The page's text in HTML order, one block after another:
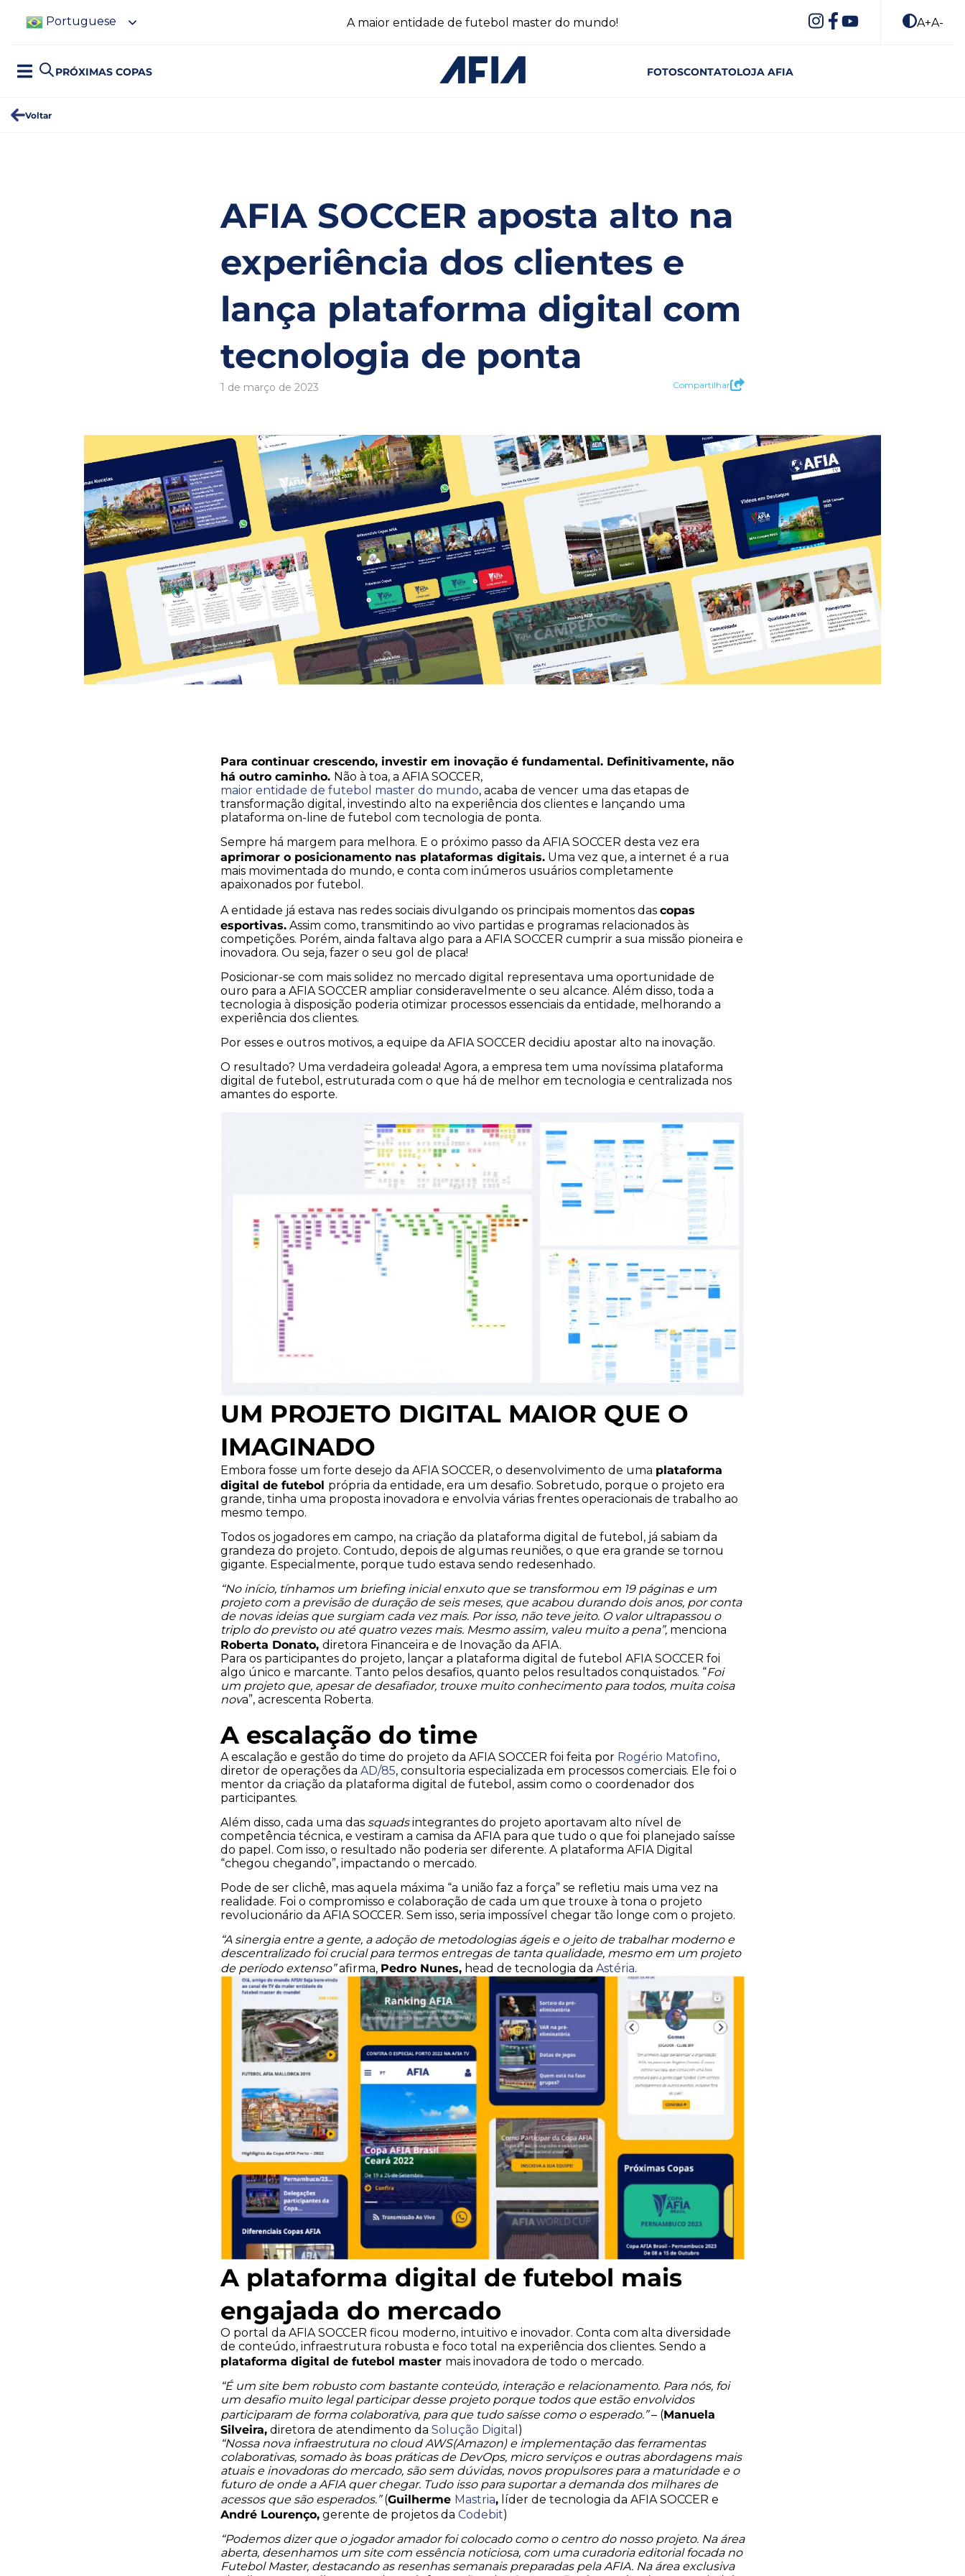
Portuguese A maior entidade de futebol master do mundo! A+A-
PRÓXIMAS COPAS FOTOSCONTATOLOJA AFIA
Voltar
AFIA SOCCER aposta alto na
experiência dos clientes e
lança plataforma digital com
tecnologia de ponta
1 de março de 2023 Compartilhar
Para continuar crescendo, investir em inovação é fundamental. Definitivamente, não
há outro caminho. Não à toa, a AFIA SOCCER,
maior entidade de futebol master do mundo, acaba de vencer uma das etapas de
transformação digital, investindo alto na experiência dos clientes e lançando uma
plataforma on-line de futebol com tecnologia de ponta.
Sempre há margem para melhora. E o próximo passo da AFIA SOCCER desta vez era
aprimorar o posicionamento nas plataformas digitais. Uma vez que, a internet é a rua
mais movimentada do mundo, e conta com inúmeros usuários completamente
apaixonados por futebol.
A entidade já estava nas redes sociais divulgando os principais momentos das copas
esportivas. Assim como, transmitindo ao vivo partidas e programas relacionados às
competições. Porém, ainda faltava algo para a AFIA SOCCER cumprir a sua missão pioneira e
inovadora. Ou seja, fazer o seu gol de placa!
Posicionar-se com mais solidez no mercado digital representava uma oportunidade de
ouro para a AFIA SOCCER ampliar consideravelmente o seu alcance. Além disso, toda a
tecnologia à disposição poderia otimizar processos essenciais da entidade, melhorando a
experiência dos clientes.
Por esses e outros motivos, a equipe da AFIA SOCCER decidiu apostar alto na inovação.
O resultado? Uma verdadeira goleada! Agora, a empresa tem uma novíssima plataforma
digital de futebol, estruturada com o que há de melhor em tecnologia e centralizada nos
amantes do esporte.
UM PROJETO DIGITAL MAIOR QUE O
IMAGINADO
Embora fosse um forte desejo da AFIA SOCCER, o desenvolvimento de uma plataforma
digital de futebol própria da entidade, era um desafio. Sobretudo, porque o projeto era
grande, tinha uma proposta inovadora e envolvia várias frentes operacionais de trabalho ao
mesmo tempo.
Todos os jogadores em campo, na criação da plataforma digital de futebol, já sabiam da
grandeza do projeto. Contudo, depois de algumas reuniões, o que era grande se tornou
gigante. Especialmente, porque tudo estava sendo redesenhado.
“No início, tínhamos um briefing inicial enxuto que se transformou em 19 páginas e um
projeto com a previsão de duração de seis meses, que acabou durando dois anos, por conta
de novas ideias que surgiam cada vez mais. Por isso, não teve jeito. O valor ultrapassou o
triplo do previsto ou até quatro vezes mais. Mesmo assim, valeu muito a pena”, menciona
Roberta Donato, diretora Financeira e de Inovação da AFIA.
Para os participantes do projeto, lançar a plataforma digital de futebol AFIA SOCCER foi
algo único e marcante. Tanto pelos desafios, quanto pelos resultados conquistados. “Foi
um projeto que, apesar de desafiador, trouxe muito conhecimento para todos, muita coisa
nova”, acrescenta Roberta.
A escalação do time
A escalação e gestão do time do projeto da AFIA SOCCER foi feita por Rogério Matofino,
diretor de operações da AD/85, consultoria especializada em processos comerciais. Ele foi o
mentor da criação da plataforma digital de futebol, assim como o coordenador dos
participantes.
Além disso, cada uma das squadsintegrantes do projeto aportavam alto nível de
competência técnica, e vestiram a camisa da AFIA para que tudo o que foi planejado saísse
do papel. Com isso, o resultado não poderia ser diferente. A plataforma AFIA Digital
“chegou chegando”, impactando o mercado.
Pode de ser clichê, mas aquela máxima “a união faz a força” se refletiu mais uma vez na
realidade. Foi o compromisso e colaboração de cada um que trouxe à tona o projeto
revolucionário da AFIA SOCCER. Sem isso, seria impossível chegar tão longe com o projeto.
“A sinergia entre a gente, a adoção de metodologias ágeis e o jeito de trabalhar moderno e
descentralizado foi crucial para termos entregas de tanta qualidade, mesmo em um projeto
de período extenso”afirma, Pedro Nunes, head de tecnologia da Astéria.
A plataforma digital de futebol mais
engajada do mercado
O portal da AFIA SOCCER ficou moderno, intuitivo e inovador. Conta com alta diversidade
de conteúdo, infraestrutura robusta e foco total na experiência dos clientes. Sendo a
plataforma digital de futebol master mais inovadora de todo o mercado.
“É um site bem robusto com bastante conteúdo, interação e relacionamento. Para nós, foi
um desafio muito legal participar desse projeto porque todos que estão envolvidos
participaram de forma colaborativa, para que tudo saísse como o esperado.”– (Manuela
Silveira, diretora de atendimento da Solução Digital )
“Nossa nova infraestrutura no cloud AWS(Amazon) e implementação das ferramentas
colaborativas, somado às boas práticas de DevOps, micro serviços e outras abordagens mais
atuais e inovadoras do mercado, são sem dúvidas, novos propulsores para a maturidade e o
futuro de onde a AFIA quer chegar. Tudo isso para suportar a demanda dos milhares de
acessos que são esperados.”(Guilherme Mastria, líder de tecnologia da AFIA SOCCER e
André Lourenço, gerente de projetos da Codebit)
“Podemos dizer que o jogador amador foi colocado como o centro do nosso projeto. Na área
aberta, desenhamos um site com essência noticiosa, com uma curadoria editorial focada no
Futebol Master, destacando as resenhas semanais preparadas pela AFIA. Na área exclusiva